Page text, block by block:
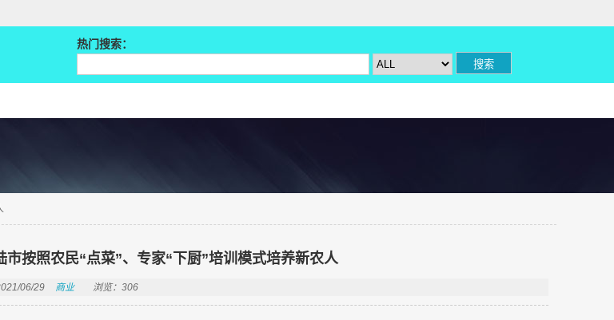
热门搜索：
市按照农民“点菜”、专家“下厨”培训模式培养新农人
06/29 商业 浏览：306